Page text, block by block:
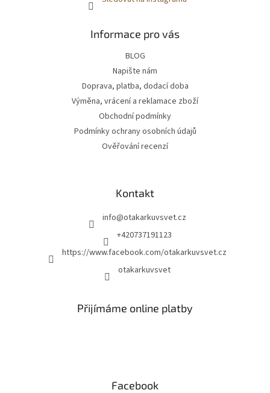
Informace pro vás
BLOG
Napište nám
Doprava, platba, dodací doba
Výměna, vrácení a reklamace zboží
Obchodní podmínky
Podmínky ochrany osobních údajů
Ověřování recenzí
Kontakt
info@otakarkuvsvet.cz
+420737191123
https://www.facebook.com/otakarkuvsvet.cz
otakarkuvsvet
Přijímáme online platby
Facebook